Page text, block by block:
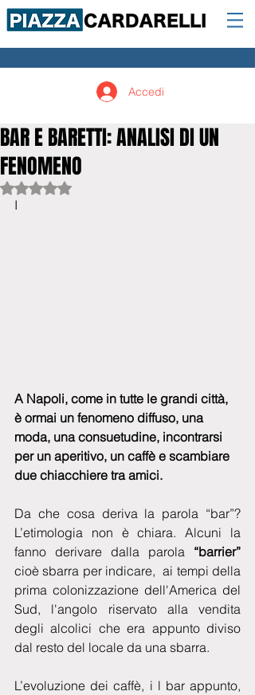
Accedi
BAR E BARETTI: ANALISI DI UN
FENOMENO
Valutazione NaN stelle su 5.
I
A Napoli, come in tutte le grandi città,
è ormai un fenomeno diffuso, una
moda, una consuetudine, incontrarsi
per un aperitivo, un caffè e scambiare
due chiacchiere tra amici.
Da che cosa deriva la parola “bar”?
L’etimologia non è chiara. Alcuni la
fanno derivare dalla parola “barrier”
cioè sbarra per indicare,  ai tempi della
prima colonizzazione dell'America del
Sud, l'angolo riservato alla vendita
degli alcolici che era appunto diviso
dal resto del locale da una sbarra.
L’evoluzione dei caffè, i l bar appunto,